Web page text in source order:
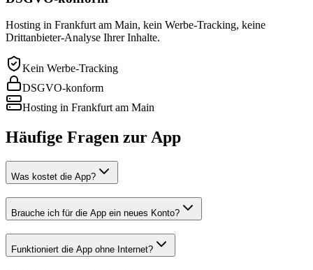
Hosting in Frankfurt am Main, kein Werbe-Tracking, keine
Drittanbieter-Analyse Ihrer Inhalte.
Kein Werbe-Tracking
DSGVO-konform
Hosting in Frankfurt am Main
Häufige Fragen zur App
Was kostet die App?
Brauche ich für die App ein neues Konto?
Funktioniert die App ohne Internet?